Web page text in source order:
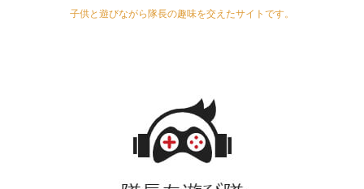
子供と遊びながら隊長の趣味を交えたサイトです。